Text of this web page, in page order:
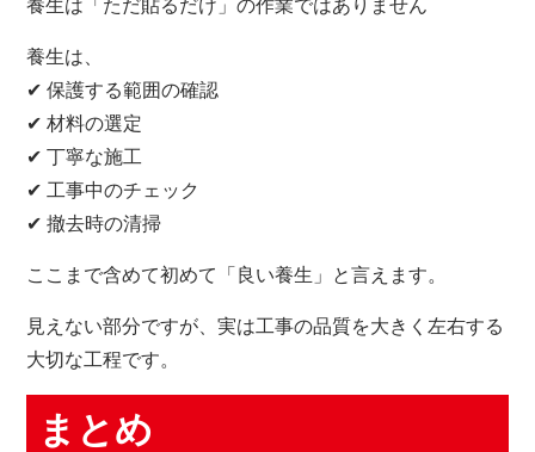
養生は「ただ貼るだけ」の作業ではありません
養生は、
✔ 保護する範囲の確認
✔ 材料の選定
✔ 丁寧な施工
✔ 工事中のチェック
✔ 撤去時の清掃
ここまで含めて初めて「良い養生」と言えます。
見えない部分ですが、実は工事の品質を大きく左右する
大切な工程です。
まとめ